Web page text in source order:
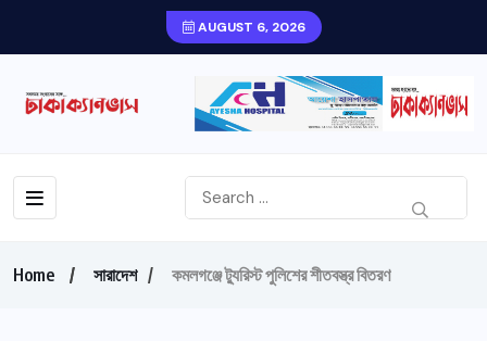
AUGUST 6, 2026
Home সারাদেশ কমলগঞ্জে ট্যুরিস্ট পুলিশের শীতবস্ত্র বিতরণ